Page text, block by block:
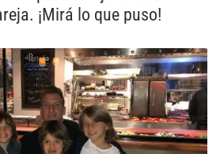
¡Mirá lo que puso!